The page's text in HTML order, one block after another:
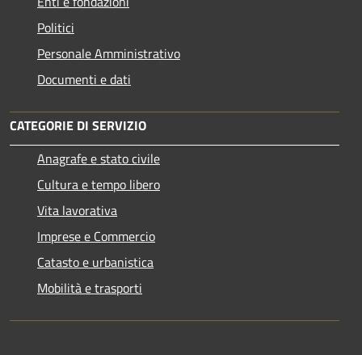
Politici
Personale Amministrativo
Documenti e dati
CATEGORIE DI SERVIZIO
Anagrafe e stato civile
Cultura e tempo libero
Vita lavorativa
Imprese e Commercio
Catasto e urbanistica
Mobilità e trasporti